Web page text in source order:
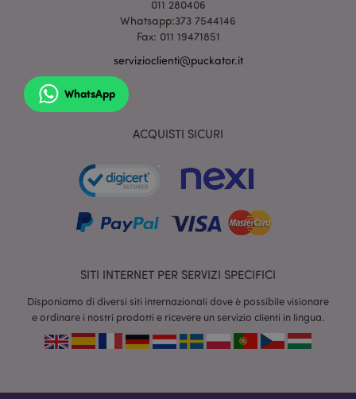
011 280406
Whatsapp:373 7544146
Fax: 011 19471851
servizioclienti@puckator.it
WhatsApp
ACQUISTI SICURI
SITI INTERNET PER SERVIZI SPECIFICI
Disponiamo di diversi siti internazionali dove è possibile visionare
e ordinare i nostri prodotti e ricevere un servizio clienti in lingua.
recently_viewed_product
mage-cache-sessid
www.puckator.it
l"Informativa sulla privacy di Google